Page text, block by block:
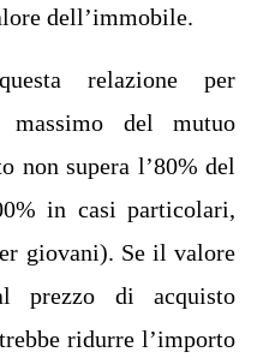
dell’immobile.
relazione per
massimo del mutuo
non supera l’80% del
in casi particolari,
giovani). Se il valore
prezzo di acquisto
ridurre l’importo